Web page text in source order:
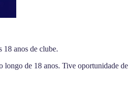
18 anos de clube.
de 18 anos. Tive oportunidade